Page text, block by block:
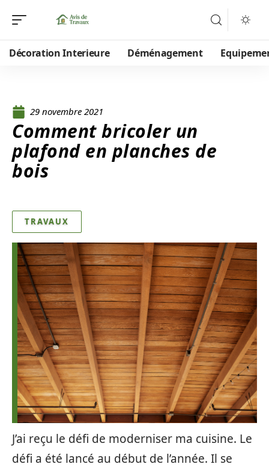
Décoration Interieure Déménagement
29 novembre 2021
Comment bricoler un
plafond en planches de
bois
TRAVAUX
J’ai reçu le défi de moderniser ma cuisine. Le
défi a été lancé au début de l’année. Il se